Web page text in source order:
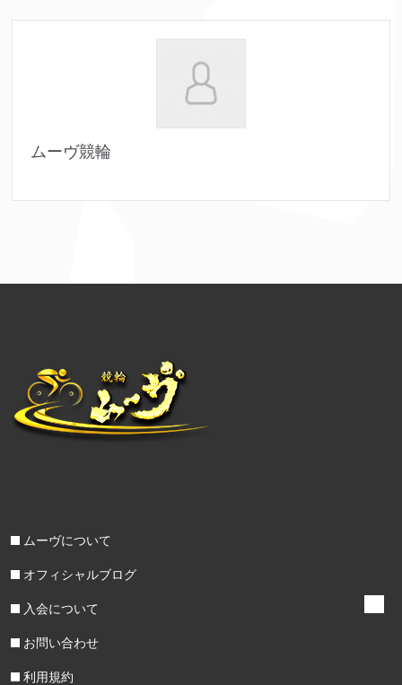
ムーヴ競輪
ムーヴについて
オフィシャルブログ
入会について
お問い合わせ
利用規約